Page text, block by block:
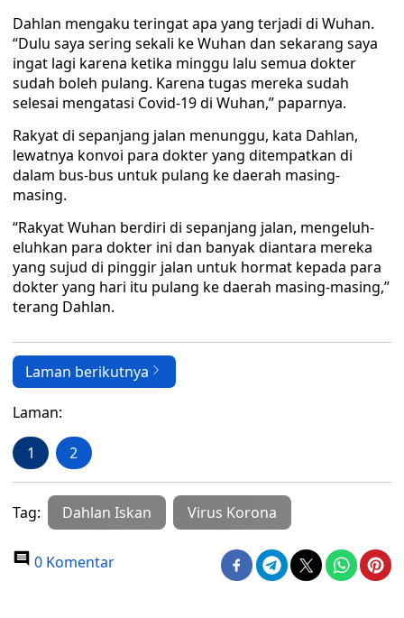
Dahlan mengaku teringat apa yang terjadi di Wuhan.
“Dulu saya sering sekali ke Wuhan dan sekarang saya
ingat lagi karena ketika minggu lalu semua dokter
sudah boleh pulang. Karena tugas mereka sudah
selesai mengatasi Covid-19 di Wuhan,” paparnya.
Rakyat di sepanjang jalan menunggu, kata Dahlan,
lewatnya konvoi para dokter yang ditempatkan di
dalam bus-bus untuk pulang ke daerah masing-
masing.
“Rakyat Wuhan berdiri di sepanjang jalan, mengeluh-
eluhkan para dokter ini dan banyak diantara mereka
yang sujud di pinggir jalan untuk hormat kepada para
dokter yang hari itu pulang ke daerah masing-masing,”
terang Dahlan.
Laman berikutnya
Laman:
1 2
Tag: Dahlan Iskan Virus Korona
0 Komentar